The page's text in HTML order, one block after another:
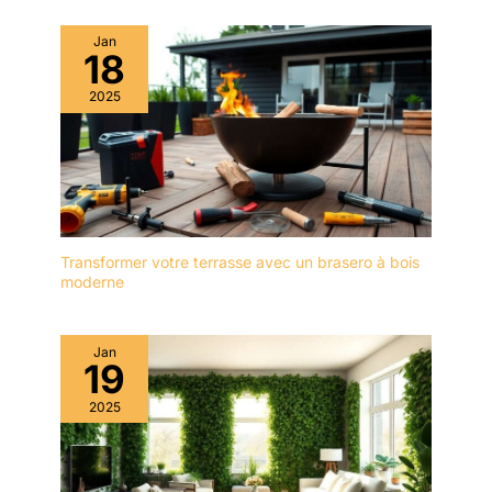
besoins, vous aidant
ainsi à visser et retirer
facilement chaque petite
vis et à améliorer
l'efficacité du travail
Universel : cet ensemble
fournit des tournevis de
différents profils (5
Phillips, 5 à fente), ce qui
petites et moyennes
ateliers. Livré avec un
sac en nylon pour le
rangement, facile à
transporter, très
approprié pour la
sauvegarde en extérieur
Jan
18
2025
Transformer votre terrasse avec un brasero à bois
moderne
Jan
19
2025